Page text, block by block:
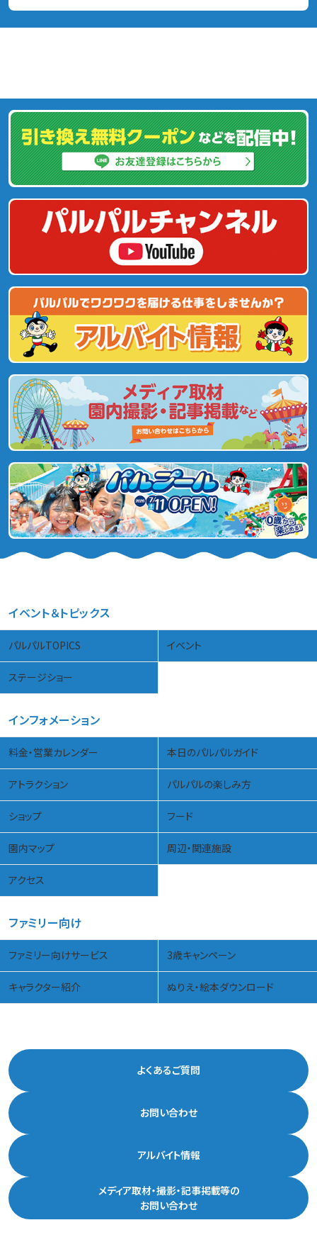
イベント＆トピックス
パルパルTOPICS イベント
ステージショー
インフォメーション
料金・営業カレンダー 本日のパルパルガイド
アトラクション パルパルの楽しみ方
ショップ フード
園内マップ 周辺・関連施設
アクセス
ファミリー向け
ファミリー向けサービス 3歳キャンペーン
キャラクター紹介 ぬりえ・絵本ダウンロード
よくあるご質問
お問い合わせ
アルバイト情報
メディア取材・撮影・記事掲載等の
お問い合わせ